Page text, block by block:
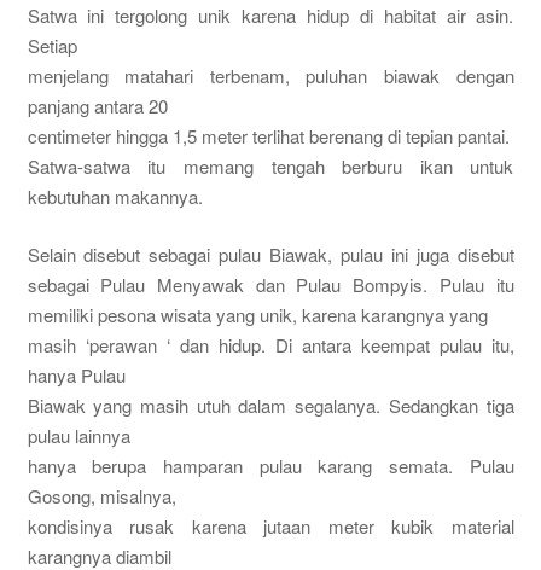
Satwa ini tergolong unik karena hidup di habitat air asin.
Setiap
menjelang matahari terbenam, puluhan biawak dengan
panjang antara 20
centimeter hingga 1,5 meter terlihat berenang di tepian pantai.
Satwa-satwa itu memang tengah berburu ikan untuk
kebutuhan makannya.
Selain disebut sebagai pulau Biawak, pulau ini juga disebut
sebagai Pulau Menyawak dan Pulau Bompyis. Pulau itu
memiliki pesona wisata yang unik, karena karangnya yang
masih ‘perawan ‘ dan hidup. Di antara keempat pulau itu,
hanya Pulau
Biawak yang masih utuh dalam segalanya. Sedangkan tiga
pulau lainnya
hanya berupa hamparan pulau karang semata. Pulau
Gosong, misalnya,
kondisinya rusak karena jutaan meter kubik material
karangnya diambil